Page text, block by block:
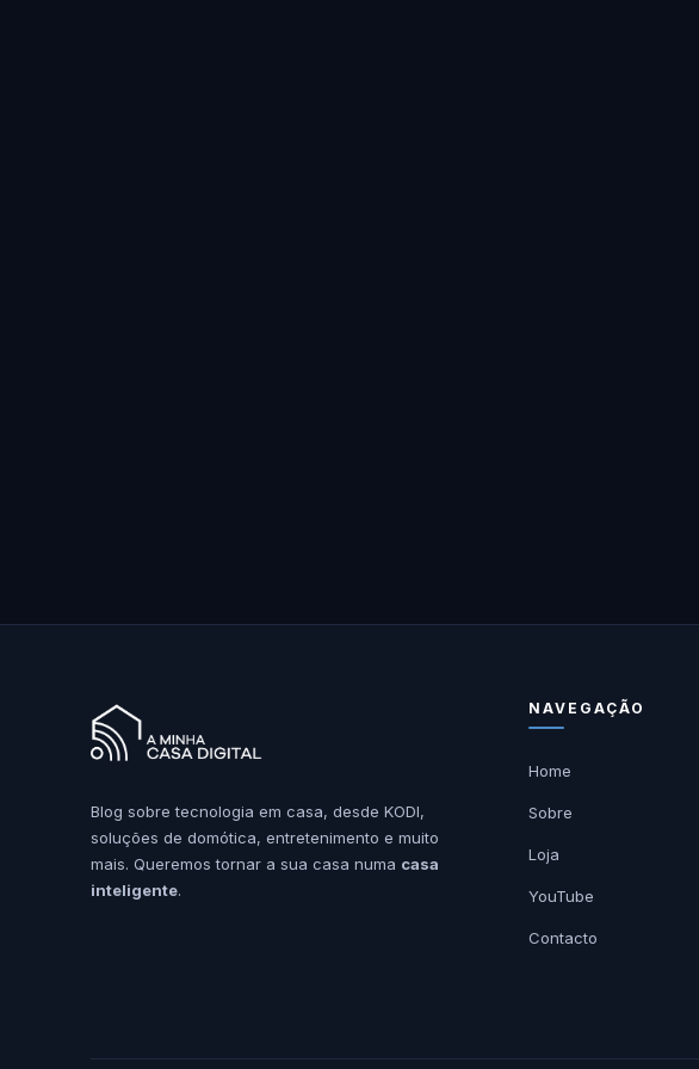
Blog sobre tecnologia em casa, desde KODI,
soluções de domótica, entretenimento e muito
mais. Queremos tornar a sua casa numa casa
inteligente.
NAVEGAÇÃO
Home
Sobre
Loja
YouTube
Contacto